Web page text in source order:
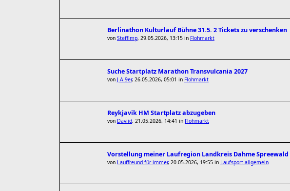
Berlinathon Kulturlauf Bühne 31.5. 2 Tickets zu verschenken
von Steffimp, 29.05.2026, 13:15 in Flohmarkt
Suche Startplatz Marathon Transvulcania 2027
von J.A.9er, 26.05.2026, 05:01 in Flohmarkt
Reykjavik HM Startplatz abzugeben
von Daviid, 21.05.2026, 14:41 in Flohmarkt
Vorstellung meiner Laufregion Landkreis Dahme Spreewald
von Lauffreund für immer, 20.05.2026, 19:55 in Laufsport allgemein